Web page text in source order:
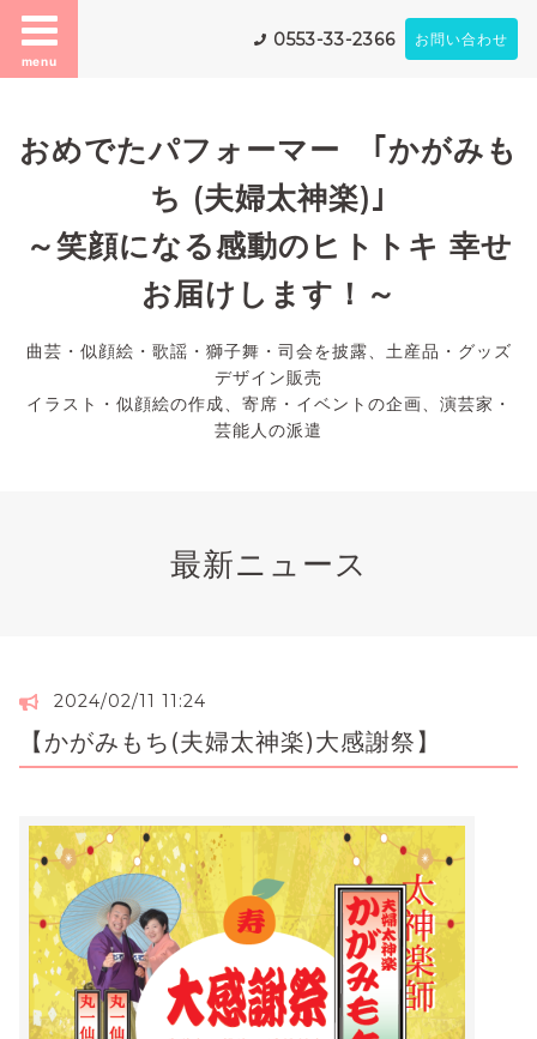
menu
0553-33-2366 お問い合わせ
おめでたパフォーマー ｢かがみも
ち (夫婦太神楽)｣
～笑顔になる感動のヒトトキ 幸せ
お届けします！～
曲芸・似顔絵・歌謡・獅子舞・司会を披露、土産品・グッズ
デザイン販売
イラスト・似顔絵の作成、寄席・イベントの企画、演芸家・
芸能人の派遣
最新ニュース
2024/02/11 11:24
【かがみもち(夫婦太神楽)大感謝祭】